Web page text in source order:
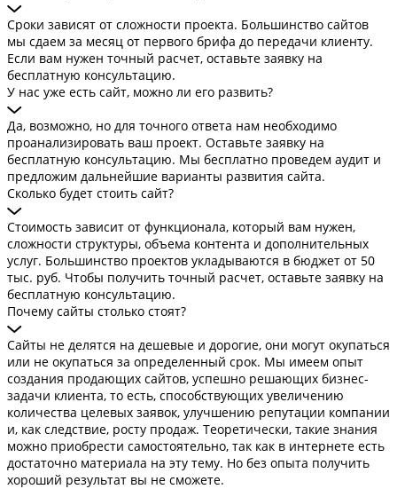
Сроки зависят от сложности проекта. Большинство сайтов
мы сдаем за месяц от первого брифа до передачи клиенту.
Если вам нужен точный расчет, оставьте заявку на
бесплатную консультацию.
У нас уже есть сайт, можно ли его развить?
Да, возможно, но для точного ответа нам необходимо
проанализировать ваш проект. Оставьте заявку на
бесплатную консультацию. Мы бесплатно проведем аудит и
предложим дальнейшие варианты развития сайта.
Сколько будет стоить сайт?
Стоимость зависит от функционала, который вам нужен,
сложности структуры, объема контента и дополнительных
услуг. Большинство проектов укладываются в бюджет от 50
тыс. руб. Чтобы получить точный расчет, оставьте заявку на
бесплатную консультацию.
Почему сайты столько стоят?
Сайты не делятся на дешевые и дорогие, они могут окупаться
или не окупаться за определенный срок. Мы имеем опыт
создания продающих сайтов, успешно решающих бизнес-
задачи клиента, то есть, способствующих увеличению
количества целевых заявок, улучшению репутации компании
и, как следствие, росту продаж. Теоретически, такие знания
можно приобрести самостоятельно, так как в интернете есть
достаточно материала на эту тему. Но без опыта получить
хороший результат вы не сможете.